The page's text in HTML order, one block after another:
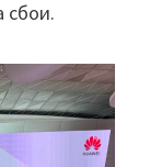
сбои.